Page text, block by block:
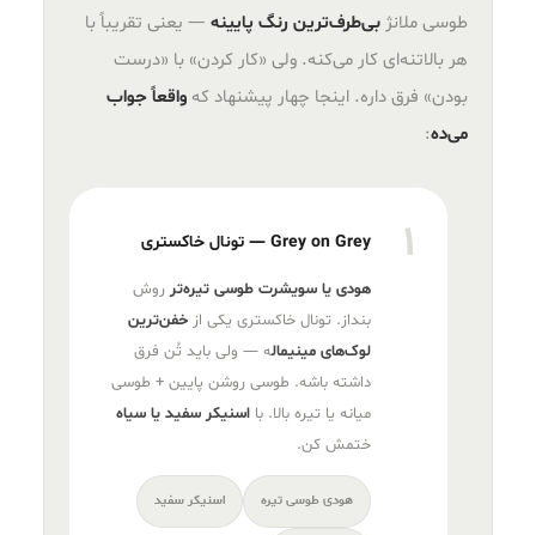
طوسی ملانژ بی‌طرف‌ترین رنگ پایینه — یعنی تقریباً با
هر بالاتنه‌ای کار می‌کنه. ولی «کار کردن» با «درست
بودن» فرق داره. اینجا چهار پیشنهاد که واقعاً جواب
می‌ده:
۱ Grey on Grey — تونال خاکستری
هودی یا سویشرت طوسی تیره‌تر روش
بنداز. تونال خاکستری یکی از خفن‌ترین
لوک‌های مینیماله — ولی باید تُن فرق
داشته باشه. طوسی روشن پایین + طوسی
میانه یا تیره بالا. با اسنیکر سفید یا سیاه
ختمش کن.
هودی طوسی تیره اسنیکر سفید